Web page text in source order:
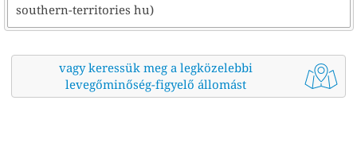
southern-territories hu)
vagy keressük meg a legközelebbi
levegőminőség-figyelő állomást